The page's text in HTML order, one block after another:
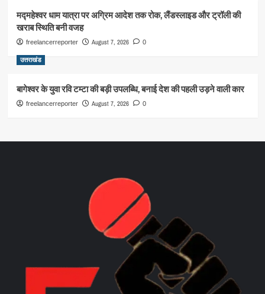
मद्महेश्वर धाम यात्रा पर अग्रिम आदेश तक रोक, लैंडस्लाइड और ट्रॉली की
खराब स्थिति बनी वजह
freelancerreporter August 7, 2026 0
उत्तराखंड
बागेश्वर के युवा रवि टम्टा की बड़ी उपलब्धि, बनाई देश की पहली उड़ने वाली कार
freelancerreporter August 7, 2026 0